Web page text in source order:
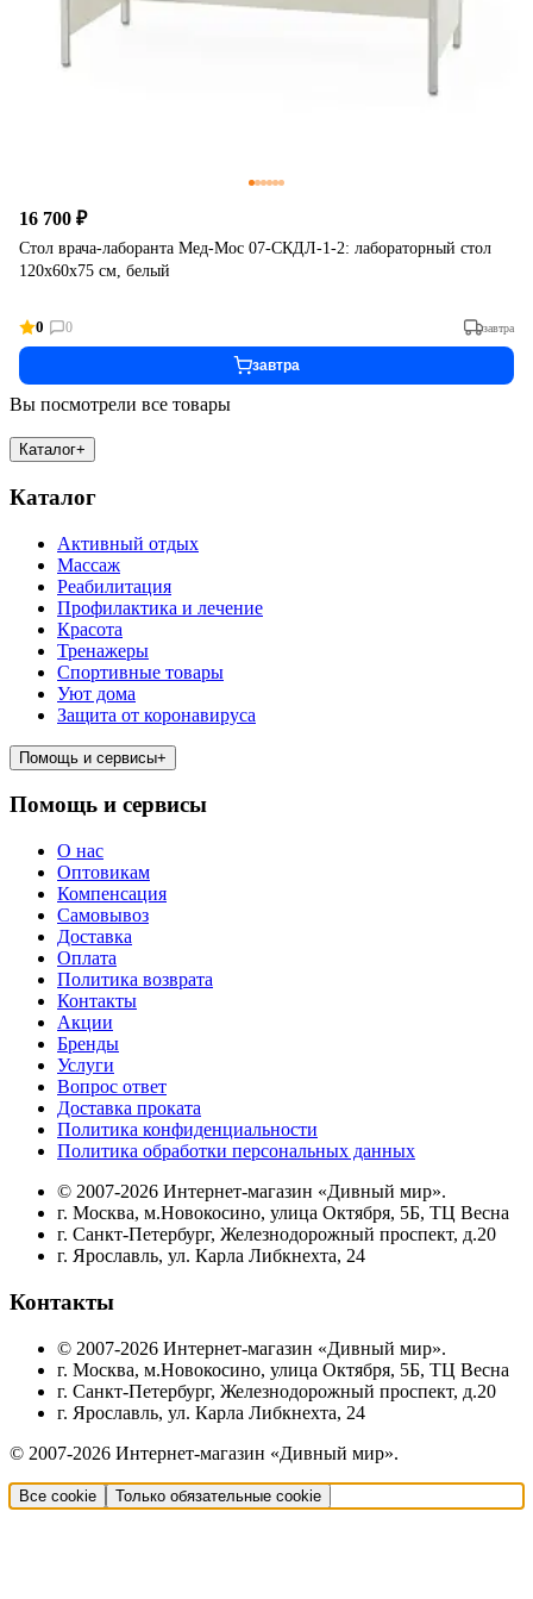
16 700 ₽
Стол врача-лаборанта Мед-Мос 07-СКДЛ-1-2: лабораторный стол
120х60х75 см, белый
0 0 завтра
завтра
Вы посмотрели все товары
Каталог+
Каталог
Активный отдых
Массаж
Реабилитация
Профилактика и лечение
Красота
Тренажеры
Спортивные товары
Уют дома
Защита от коронавируса
Помощь и сервисы+
Помощь и сервисы
О нас
Оптовикам
Компенсация
Самовывоз
Доставка
Оплата
Политика возврата
Контакты
Акции
Бренды
Услуги
Вопрос ответ
Доставка проката
Политика конфиденциальности
Политика обработки персональных данных
© 2007-2026 Интернет-магазин «Дивный мир».
г. Москва, м.Новокосино, улица Октября, 5Б, ТЦ Весна
г. Санкт-Петербург, Железнодорожный проспект, д.20
г. Ярославль, ул. Карла Либкнехта, 24
Контакты
© 2007-2026 Интернет-магазин «Дивный мир».
г. Москва, м.Новокосино, улица Октября, 5Б, ТЦ Весна
г. Санкт-Петербург, Железнодорожный проспект, д.20
г. Ярославль, ул. Карла Либкнехта, 24
© 2007-2026 Интернет-магазин «Дивный мир».
Все cookie Только обязательные cookie